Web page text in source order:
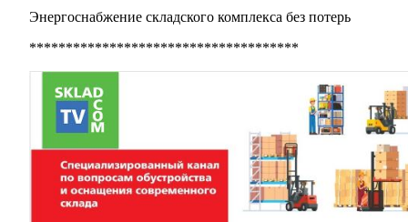
Энергоснабжение складского комплекса без потерь
*************************************